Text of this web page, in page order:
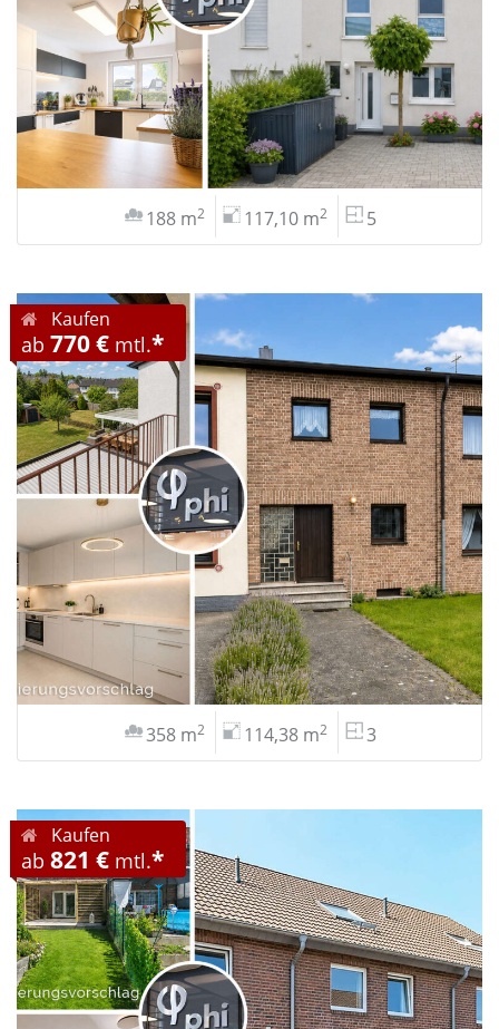
188 m2 117,10 m2 5
Kaufen
ab 770 € mtl.*
358 m2 114,38 m2 3
Kaufen
ab 821 € mtl.*